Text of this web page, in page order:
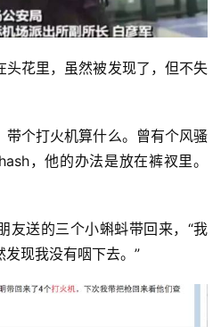
头花里，虽然被发现了，但不失
带个打火机算什么。曾有个风骚
，他的办法是放在裤衩里。
友送的三个小蝌蚪带回来，“我
现我没有咽下去。”